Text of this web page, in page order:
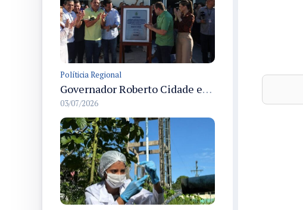
Políticia Regional
Governador Roberto Cidade entrega readequação do ambulatório da FCecon e amplia capacidade de atendimento oncológico em Manaus
03/07/2026